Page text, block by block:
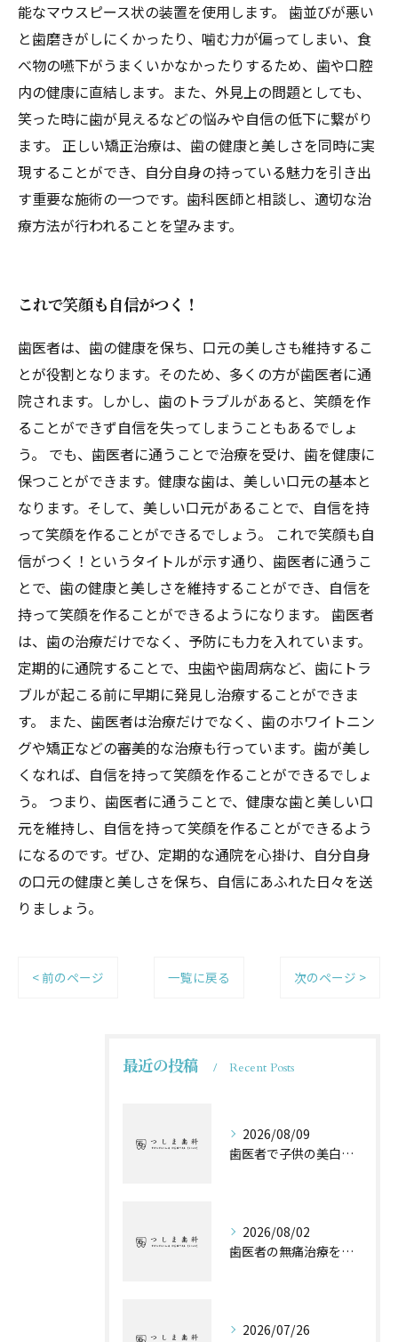
能なマウスピース状の装置を使用します。 歯並びが悪い
と歯磨きがしにくかったり、噛む力が偏ってしまい、食
べ物の嚥下がうまくいかなかったりするため、歯や口腔
内の健康に直結します。また、外見上の問題としても、
笑った時に歯が見えるなどの悩みや自信の低下に繋がり
ます。 正しい矯正治療は、歯の健康と美しさを同時に実
現することができ、自分自身の持っている魅力を引き出
す重要な施術の一つです。歯科医師と相談し、適切な治
療方法が行われることを望みます。
これで笑顔も自信がつく！
歯医者は、歯の健康を保ち、口元の美しさも維持するこ
とが役割となります。そのため、多くの方が歯医者に通
院されます。しかし、歯のトラブルがあると、笑顔を作
ることができず自信を失ってしまうこともあるでしょ
う。 でも、歯医者に通うことで治療を受け、歯を健康に
保つことができます。健康な歯は、美しい口元の基本と
なります。そして、美しい口元があることで、自信を持
って笑顔を作ることができるでしょう。 これで笑顔も自
信がつく！というタイトルが示す通り、歯医者に通うこ
とで、歯の健康と美しさを維持することができ、自信を
持って笑顔を作ることができるようになります。 歯医者
は、歯の治療だけでなく、予防にも力を入れています。
定期的に通院することで、虫歯や歯周病など、歯にトラ
ブルが起こる前に早期に発見し治療することができま
す。 また、歯医者は治療だけでなく、歯のホワイトニン
グや矯正などの審美的な治療も行っています。歯が美し
くなれば、自信を持って笑顔を作ることができるでしょ
う。 つまり、歯医者に通うことで、健康な歯と美しい口
元を維持し、自信を持って笑顔を作ることができるよう
になるのです。ぜひ、定期的な通院を心掛け、自分自身
の口元の健康と美しさを保ち、自信にあふれた日々を送
りましょう。
< 前のページ 一覧に戻る 次のページ >
最近の投稿 Recent Posts
2026/08/09
歯医者で子供の美白ケアを大阪府池田市貝塚市で始める方法ガイド
2026/08/02
歯医者の無痛治療を費用や保険の違いまで徹底解説
2026/07/26